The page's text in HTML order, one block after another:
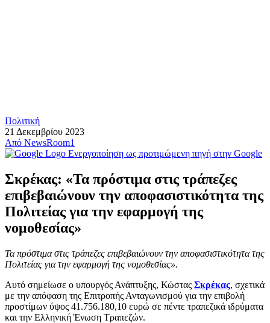
Πολιτική
21 Δεκεμβρίου 2023
Από NewsRoom1
Ενεργοποίηση ως προτιμώμενη πηγή στην Google
Σκρέκας: «Τα πρόστιμα στις τράπεζες
επιβεβαιώνουν την αποφασιστικότητα της
Πολιτείας για την εφαρμογή της
νομοθεσίας»
Τα πρόστιμα στις τράπεζες επιβεβαιώνουν την αποφασιστικότητα της
Πολιτείας για την εφαρμογή της νομοθεσίας».
Αυτό σημείωσε ο υπουργός Ανάπτυξης, Κώστας Σκρέκας, σχετικά
με την απόφαση της Επιτροπής Ανταγωνισμού για την επιβολή
προστίμων ύψος 41.756.180,10 ευρώ σε πέντε τραπεζικά ιδρύματα
και την Ελληνική Ένωση Τραπεζών.